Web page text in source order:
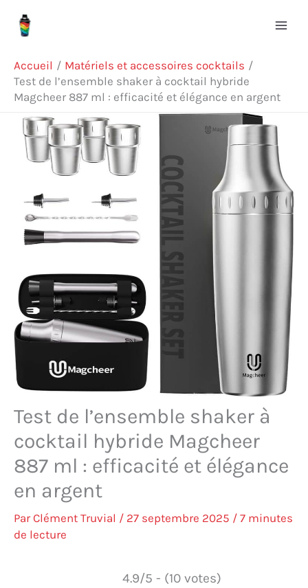
Accueil
Matériels et accessoires cocktails
Test de l’ensemble shaker à cocktail hybride
Magcheer 887 ml : efficacité et élégance en argent
Test de l’ensemble shaker à
cocktail hybride Magcheer
887 ml : efficacité et élégance
en argent
Par Clément Truvial / 27 septembre 2025 / 7 minutes
de lecture
4.9/5 - (10 votes)
Rechercher